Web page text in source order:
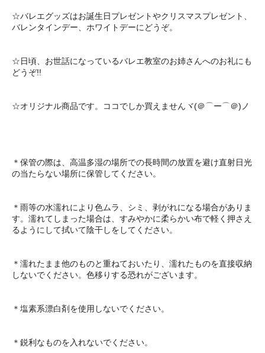
☆バレエグッズはお誕生日プレゼントやクリスマスプレゼント、
バレンタインデー、ホワイトデーにどうぞ。
☆日頃、お世話になっているバレエ教室のお姉さんへのお礼にも
どうぞ!!
☆オリジナル商品です。ココでしか買えませんヾ(＠⌒ー⌒＠)ノ
＊保管の際は、高温多湿の場所での長時間の放置を避け直射日光
の当たらない場所に保管してください。
＊雨等の水濡れにより色ムラ、シミ、剥がれになる場合がありま
す。濡れてしまった場合は、すみやかに柔らかい布で軽く押さえ
るようにして拭いて陰干しをしてください。
＊濡れたまま他のものと重ねておいたり、濡れたものを直接収納
しないでください。色移りする恐れがございます。
＊塩素系漂白剤を使用しないでください。
＊鋭利なものを入れないでください。